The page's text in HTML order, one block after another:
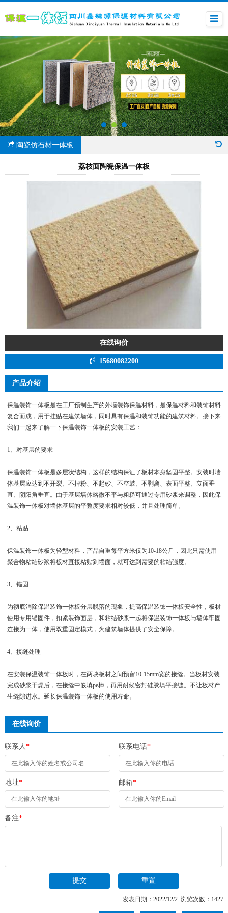
陶瓷仿石材一体板
荔枝面陶瓷保温一体板
在线询价
15680082200
产品介绍
保温装饰一体板是在工厂预制生产的外墙装饰保温材料，是保温材料和装饰材料
复合而成，用于挂贴在建筑墙体，同时具有保温和装饰功能的建筑材料。接下来
我们一起来了解一下保温装饰一体板的安装工艺：
1、对基层的要求
保温装饰一体板是多层状结构，这样的结构保证了板材本身坚固平整。安装时墙
体基层应达到不开裂、不掉粉、不起砂、不空鼓、不剥离、表面平整、立面垂
直、阴阳角垂直。由于基层墙体略微不平与粗糙可通过专用砂浆来调整，因此保
温装饰一体板对墙体基层的平整度要求相对较低，并且处理简单。
2、粘贴
保温装饰一体板为轻型材料，产品自重每平方米仅为10-18公斤，因此只需使用
聚合物粘结砂浆将板材直接粘贴到墙面，就可达到需要的粘结强度。
3、锚固
为彻底消除保温装饰一体板分层脱落的现象，提高保温装饰一体板安全性，板材
使用专用锚固件，扣紧装饰面层，和粘结砂浆一起将保温装饰一体板与墙体牢固
连接为一体，使用双重固定模式，为建筑墙体提供了安全保障。
4、接缝处理
在安装保温装饰一体板时，在两块板材之间预留10-15mm宽的接缝。当板材安装
完成砂浆干燥后，在接缝中嵌填pe棒，再用耐候密封硅胶填平接缝。不让板材产
生缝隙进水。延长保温装饰一体板的使用寿命。
在线询价
联系人 * 联系电话*
地址* 邮箱*
备注*
发表日期：2022/12/2 浏览次数：1427